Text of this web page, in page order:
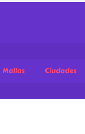
Mallas Ciudades